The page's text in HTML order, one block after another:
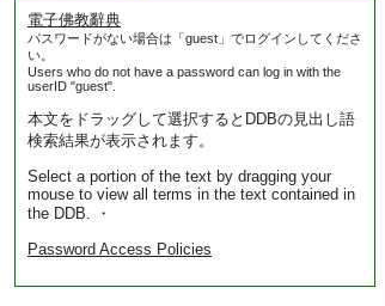
電子佛教辭典
パスワードがない場合は「guest」でログインしてくださ
い。
Users who do not have a password can log in with the
userID "guest".
本文をドラッグして選択するとDDBの見出し語
検索結果が表示されます。
Select a portion of the text by dragging your
mouse to view all terms in the text contained in
the DDB. ・
Password Access Policies